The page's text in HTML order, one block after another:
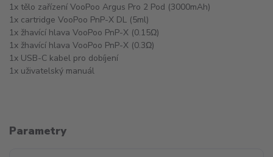
1x tělo zařízení VooPoo Argus Pro 2 Pod (3000mAh)
1x cartridge VooPoo PnP-X DL (5ml)
1x žhavící hlava VooPoo PnP-X (0.15Ω)
1x žhavící hlava VooPoo PnP-X (0.3Ω)
1x USB-C kabel pro dobíjení
1x uživatelský manuál
Parametry